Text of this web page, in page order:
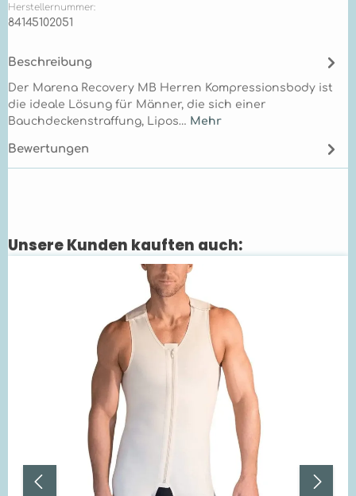
Herstellernummer:
84145102051
Beschreibung
Der Marena Recovery MB Herren Kompressionsbody ist
die ideale Lösung für Männer, die sich einer
Bauchdeckenstraffung, Lipos… Mehr
Bewertungen
Produktgalerie überspringen
Unsere Kunden kauften auch: